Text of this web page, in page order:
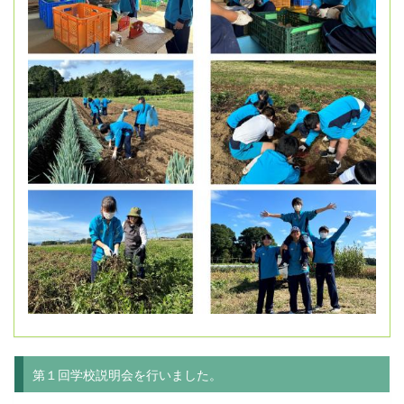
第１回学校説明会を行いました。